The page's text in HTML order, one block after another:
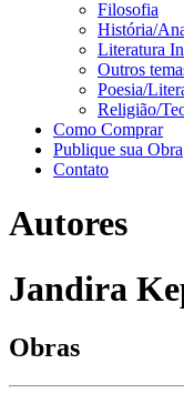
Filosofia
História/
Literatura
Outros
Poesia/
Religião/
Como Comprar
Publique sua Obra
Contato
Autores
Jandira
Obras